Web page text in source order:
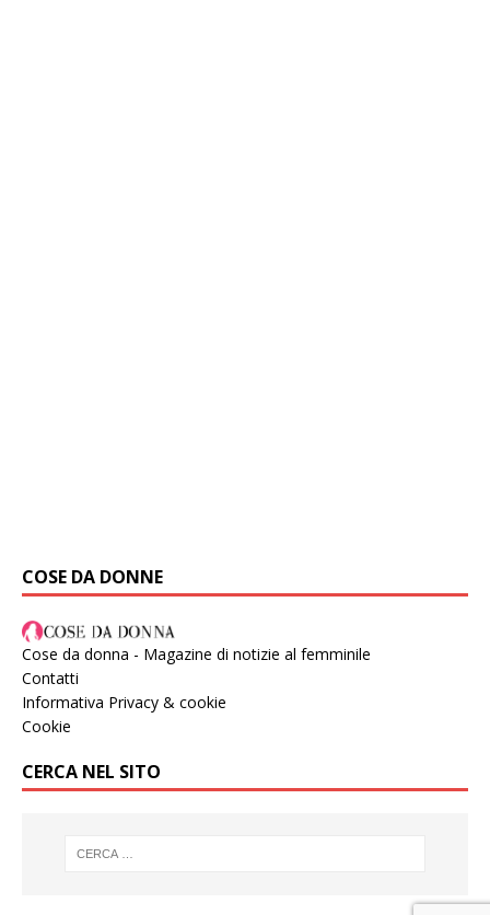
COSE DA DONNE
Cose da donna - Magazine di notizie al femminile
Contatti
Informativa Privacy & cookie
Cookie
CERCA NEL SITO